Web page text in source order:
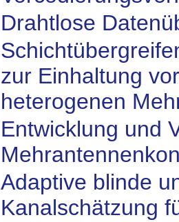
Drahtlose
zur Einhaltung
heterogenen
Entwicklung und
Adaptive blinde
Kanalschätzung